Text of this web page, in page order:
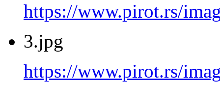
https://www.pirot.rs/
3.jpg
https://www.pirot.rs/